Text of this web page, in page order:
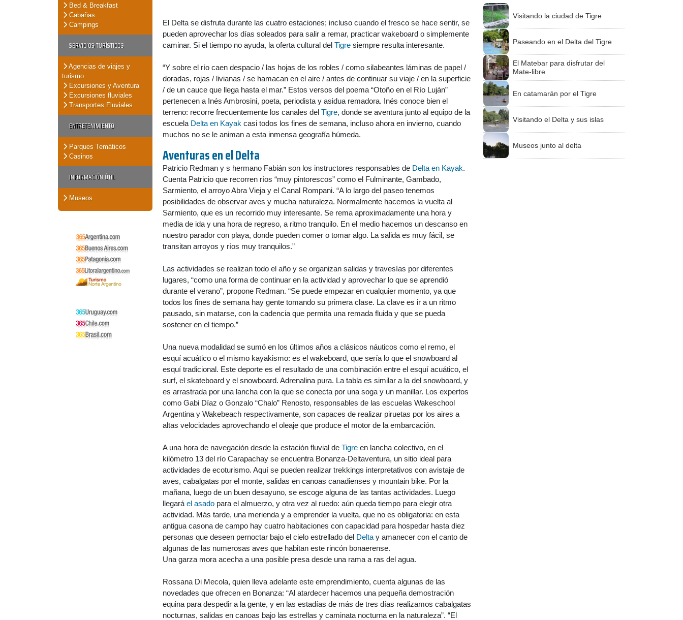
Bed & Breakfast
Cabañas
Campings
SERVICIOS TURÍSTICOS
Agencias de viajes y
turismo
Excursiones y Aventura
Excursiones fluviales
Transportes Fluviales
ENTRETENIMIENTO
Parques Temáticos
Casinos
INFORMACIÓN ÚTIL
Museos
El Delta se disfruta durante las cuatro estaciones; incluso cuando el fresco se hace sentir, se
pueden aprovechar los días soleados para salir a remar, practicar wakeboard o simplemente
caminar. Si el tiempo no ayuda, la oferta cultural del Tigre siempre resulta interesante.
“Y sobre el río caen despacio / las hojas de los robles / como silabeantes láminas de papel /
doradas, rojas / livianas / se hamacan en el aire / antes de continuar su viaje / en la superficie
/ de un cauce que llega hasta el mar.” Estos versos del poema “Otoño en el Río Luján”
pertenecen a Inés Ambrosini, poeta, periodista y asidua remadora. Inés conoce bien el
terreno: recorre frecuentemente los canales del Tigre, donde se aventura junto al equipo de la
escuela Delta en Kayak casi todos los fines de semana, incluso ahora en invierno, cuando
muchos no se le animan a esta inmensa geografía húmeda.
Aventuras en elDelta
Patricio Redman y s hermano Fabián son los instructores responsables de Delta en Kayak.
Cuenta Patricio que recorren ríos “muy pintorescos” como el Fulminante, Gambado,
Sarmiento, el arroyo Abra Vieja y el Canal Rompani. “A lo largo del paseo tenemos
posibilidades de observar aves y mucha naturaleza. Normalmente hacemos la vuelta al
Sarmiento, que es un recorrido muy interesante. Se rema aproximadamente una hora y
media de ida y una hora de regreso, a ritmo tranquilo. En el medio hacemos un descanso en
nuestro parador con playa, donde pueden comer o tomar algo. La salida es muy fácil, se
transitan arroyos y ríos muy tranquilos.”
Las actividades se realizan todo el año y se organizan salidas y travesías por diferentes
lugares, “como una forma de continuar en la actividad y aprovechar lo que se aprendió
durante el verano”, propone Redman. “Se puede empezar en cualquier momento, ya que
todos los fines de semana hay gente tomando su primera clase. La clave es ir a un ritmo
pausado, sin matarse, con la cadencia que permita una remada fluida y que se pueda
sostener en el tiempo.”
Una nueva modalidad se sumó en los últimos años a clásicos náuticos como el remo, el
esquí acuático o el mismo kayakismo: es el wakeboard, que sería lo que el snowboard al
esquí tradicional. Este deporte es el resultado de una combinación entre el esquí acuático, el
surf, el skateboard y el snowboard. Adrenalina pura. La tabla es similar a la del snowboard, y
es arrastrada por una lancha con la que se conecta por una soga y un manillar. Los expertos
como Gabi Díaz o Gonzalo “Chalo” Renosto, responsables de las escuelas Wakeschool
Argentina y Wakebeach respectivamente, son capaces de realizar piruetas por los aires a
altas velocidades aprovechando el oleaje que produce el motor de la embarcación.
A una hora de navegación desde la estación fluvial de Tigre en lancha colectivo, en el
kilómetro 13 del río Carapachay se encuentra Bonanza-Deltaventura, un sitio ideal para
actividades de ecoturismo. Aquí se pueden realizar trekkings interpretativos con avistaje de
aves, cabalgatas por el monte, salidas en canoas canadienses y mountain bike. Por la
mañana, luego de un buen desayuno, se escoge alguna de las tantas actividades. Luego
llegará el asado para el almuerzo, y otra vez al ruedo: aún queda tiempo para elegir otra
actividad. Más tarde, una merienda y a emprender la vuelta, que no es obligatoria: en esta
antigua casona de campo hay cuatro habitaciones con capacidad para hospedar hasta diez
personas que deseen pernoctar bajo el cielo estrellado del Delta y amanecer con el canto de
algunas de las numerosas aves que habitan este rincón bonaerense.
Una garza mora acecha a una posible presa desde una rama a ras del agua.
Rossana Di Mecola, quien lleva adelante este emprendimiento, cuenta algunas de las
novedades que ofrecen en Bonanza: “Al atardecer hacemos una pequeña demostración
equina para despedir a la gente, y en las estadías de más de tres días realizamos cabalgatas
nocturnas, salidas en canoas bajo las estrellas y caminata nocturna en la naturaleza”. “El
Visitando la ciudad de Tigre
Paseando en el Delta del Tigre
El Matebar para disfrutar del
Mate-libre
En catamarán por el Tigre
Visitando el Delta y sus islas
Museos junto al delta